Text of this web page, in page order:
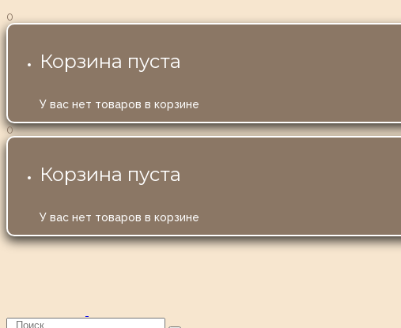
0
Корзина пуста
У вас нет товаров в корзине
0
Корзина пуста
У вас нет товаров в корзине